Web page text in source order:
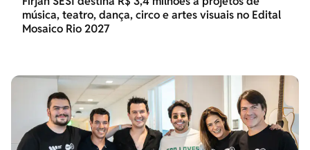
música, teatro, dança, circo e artes visuais no Edital
Mosaico Rio 2027